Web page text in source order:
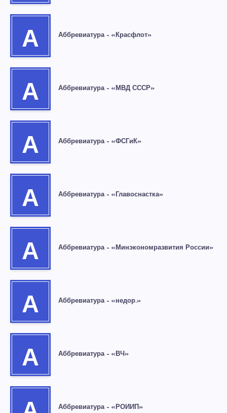
А Аббревиатура – «Красфлот»
А Аббревиатура – «МВД СССР»
А Аббревиатура – «ФСГиК»
А Аббревиатура – «Главоснастка»
А Аббревиатура – «Минэкономразвития России»
А Аббревиатура – «недор.»
А Аббревиатура – «ВЧ»
Аббревиатура – «РОИИП»